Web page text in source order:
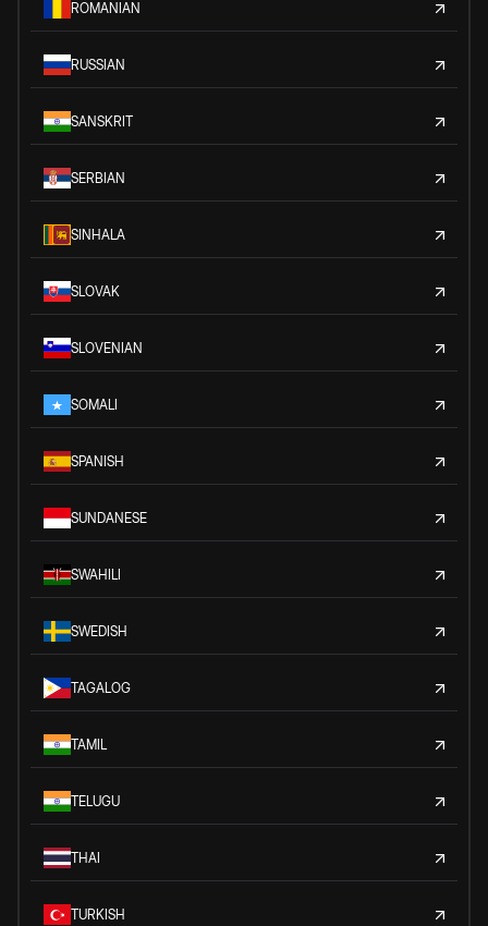
ROMANIAN
RUSSIAN
SANSKRIT
SERBIAN
SINHALA
SLOVAK
SLOVENIAN
SOMALI
SPANISH
SUNDANESE
SWAHILI
SWEDISH
TAGALOG
TAMIL
TELUGU
THAI
TURKISH